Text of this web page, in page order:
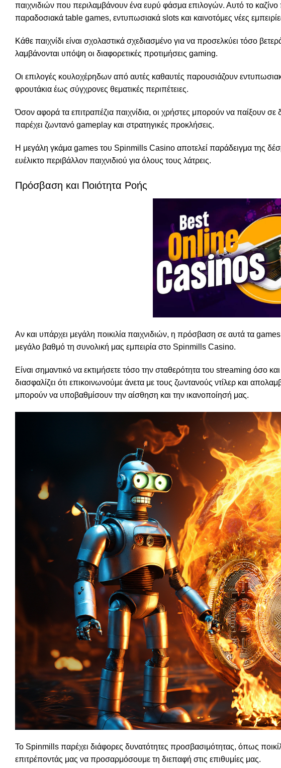
παιχνιδιών που περιλαμβάνουν ένα ευρύ φάσμα επιλογών. Αυτό το
παραδοσιακά table games, εντυπωσιακά slots και καινοτόμες νέες
Κάθε παιχνίδι είναι σχολαστικά σχεδιασμένο για να προσελκύει τόσο
λαμβάνονται υπόψη οι διαφορετικές προτιμήσεις gaming.
Οι επιλογές κουλοχέρηδων από αυτές καθαυτές παρουσιάζουν
φρουτάκια έως σύγχρονες θεματικές περιπέτειες.
Όσον αφορά τα επιτραπέζια παιχνίδια, οι χρήστες μπορούν να παίξουν
παρέχει ζωντανό gameplay και στρατηγικές προκλήσεις.
Η μεγάλη γκάμα games του Spinmills Casino αποτελεί παράδειγμα της
ευέλικτο περιβάλλον παιχνιδιού για όλους τους λάτρεις.
Πρόσβαση και Ποιότητα Ροής
Αν και υπάρχει μεγάλη ποικιλία παιχνιδιών, η πρόσβαση σε αυτά τα
μεγάλο βαθμό τη συνολική μας εμπειρία στο Spinmills Casino.
Είναι σημαντικό να εκτιμήσετε τόσο την σταθερότητα του streaming όσο
διασφαλίζει ότι επικοινωνούμε άνετα με τους ζωντανούς ντίλερ και
μπορούν να υποβαθμίσουν την αίσθηση και την ικανοποίησή μας.
Το Spinmills παρέχει διάφορες δυνατότητες προσβασιμότητας, όπως
επιτρέποντάς μας να προσαρμόσουμε τη διεπαφή στις επιθυμίες μας.